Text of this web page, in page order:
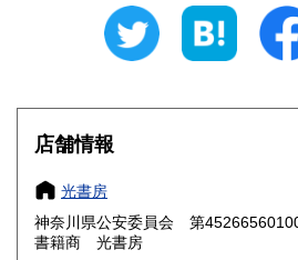
静
600円 三
滋賀県 600円 京
大阪府
奈良県
鳥取県
店舗情報
光書房
神奈川県公安委員会 第
書籍商 光書房